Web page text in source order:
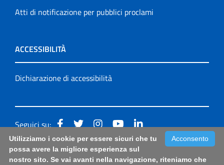
Atti di notificazione per pubblici proclami
ACCESSIBILITÀ
Dichiarazione di accessibilità
Seguici su:
Accessibilità: form di segnalazione di prima istanza per
questa pagina|Note Legali | Sitemap
Acconsento
Utilizziamo i cookie per essere sicuri che tu
possa avere la migliore esperienza sul
nostro sito. Se vai avanti nella navigazione, riteniamo che